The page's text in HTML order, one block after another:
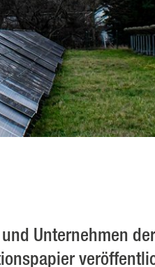
Unternehmen